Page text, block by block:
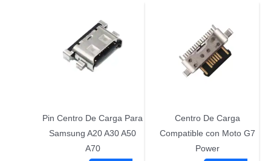
Pin Centro De Carga Para
Samsung A20 A30 A50
A70
Centro De Carga
Compatible con Moto G7
Power